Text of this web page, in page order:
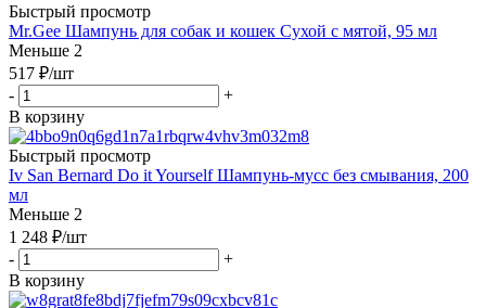
Быстрый просмотр
Mr.Gee Шампунь для собак и кошек Сухой с мятой, 95 мл
Меньше 2
517 ₽/шт
-
+
В корзину
Быстрый просмотр
Iv San Bernard Do it Yourself Шампунь-мусс без смывания, 200
мл
Меньше 2
1 248 ₽/шт
-
+
В корзину